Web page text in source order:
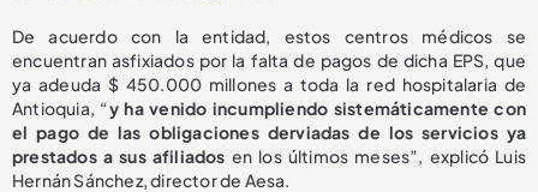
De acuerdo con la entidad, estos centros médicos se
encuentran asfixiados por la falta de pagos de dicha EPS, que
ya adeuda $ 450.000 millones a toda la red hospitalaria de
Antioquia, “y ha venido incumpliendo sistemáticamente con
el pago de las obligaciones derviadas de los servicios ya
prestados a sus afiliados en los últimos meses”, explicó Luis
Hernán Sánchez, director de Aesa.